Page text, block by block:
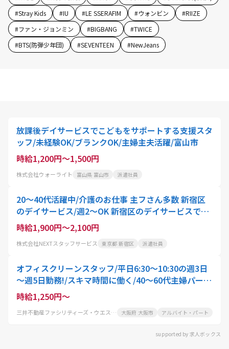
#Stray Kids #IU #LE SSERAFIM #ウォンビン #RIIZE
#ファン・ジョンミン #BIGBANG #TWICE
#BTS(防弾少年団) #SEVENTEEN #NewJeans
放課後デイサービスでこどもをサポートする支援スタ
ッフ/未経験OK/ブランクOK/主婦主夫活躍/富山市
時給1,200円～1,500円
株式会社ウォーライト 富山県 富山市 派遣社員
20～40代活躍中/介護のお仕事 主フさん多数 新宿区
のデイサービス/週2～OK 新宿区のデイサービスで食
事・入浴のサポート/長期休暇あり×残業なし×資格
を活かせる×主婦 さん多数/短期OK
時給1,900円～2,100円
株式会社NEXTスタッフサービス 東京都 新宿区 派遣社員
オフィスクリーンスタッフ/平日6:30～10:30の週3日
～週5日勤務!/スキマ時間に働く/40～60代主婦パート
活躍中
時給1,250円～
三井不動産ファシリティーズ・ウエスト株式会社 大阪府 大阪市 アルバイト・パート
supported by 求人ボックス